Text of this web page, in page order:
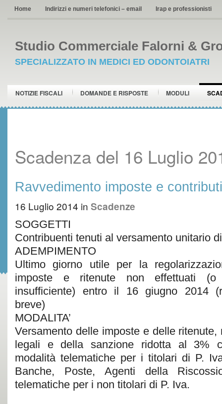
Home Indirizzi e numeri telefonici – email Irap e professionisti
Studio Commerciale Falorni &
SPECIALIZZATO IN MEDICI ED ODONTOIATRI
NOTIZIE FISCALI DOMANDE E RISPOSTE MODULI
Scadenza del 16 Luglio
Ravvedimento imposte e
16 Luglio 2014 in Scadenze
SOGGETTI
Contribuenti tenuti al versamento unitario
ADEMPIMENTO
Ultimo giorno utile per la
imposte e ritenute non effettuati (o
insufficiente) entro il 16 giugno 2014
breve)
MODALITA’
Versamento delle imposte e delle
legali e della sanzione ridotta al 3%
modalità telematiche per i titolari di P.
Banche, Poste, Agenti della
telematiche per i non titolari di P. Iva.